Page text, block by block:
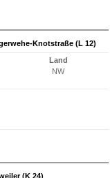
Knotstraße (L 12)
Land
NW
(K 24)